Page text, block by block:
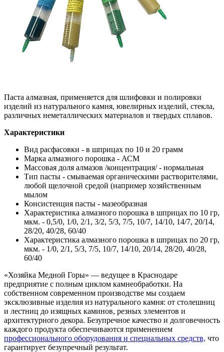
Паста алмазная, применяется для шлифовки и полировки
изделий из натурального камня, ювелирных изделий, стекла,
различных неметаллических материалов и твердых сплавов.
Характеристики
Вид расфасовки - в шприцах по 10 и 20 грамм
Марка алмазного порошка - АСМ
Массовая доля алмазов /концентрация/ - нормальная
Тип пасты - смываемая органическими растворителями,
любой щелочной средой (например хозяйственным
мылом
Консистенция пасты - мазеобразная
Характеристика алмазного порошка в шприцах по 10 гр,
мкм. - 0,5/0, 1/0, 2/1, 3/2, 5/3, 7/5, 10/7, 14/10, 14/7, 20/14,
28/20, 40/28, 60/40
Характеристика алмазного порошка в шприцах по 20 гр,
мкм. - 1/0, 2/1, 5/3, 7/5, 10/7, 14/10, 20/14, 28/20, 40/28,
60/40
«Хозяйка Медной Горы» — ведущее в Краснодаре
предприятие с полным циклом камнеобработки. На
собственном современном производстве мы создаем
эксклюзивные изделия из натурального камня: от столешниц
и лестниц до изящных каминов, резных элементов и
архитектурного декора. Безупречное качество и долговечность
каждого продукта обеспечиваются применением
профессионального оборудования и специальных средств, что
гарантирует безупречный результат.